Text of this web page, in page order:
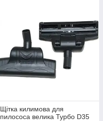
Щітка килимова для
пилососа велика Турбо D35